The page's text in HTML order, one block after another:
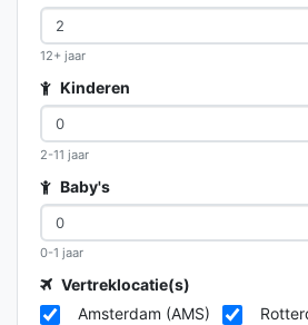
12+ jaar
Kinderen
2-11 jaar
Baby's
0-1 jaar
Vertreklocatie(s)
Amsterdam (AMS)